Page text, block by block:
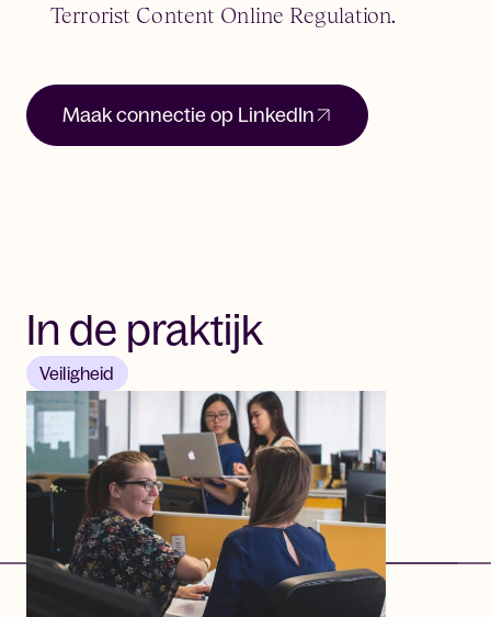
Terrorist Content Online Regulation.
Maak connectie op LinkedIn
In de praktijk
Veiligheid